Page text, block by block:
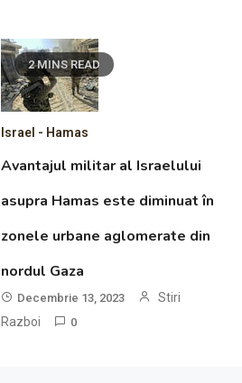
2 MINS READ
Israel - Hamas
Avantajul militar al Israelului
asupra Hamas este diminuat în
zonele urbane aglomerate din
nordul Gaza
Decembrie 13, 2023
Stiri
Razboi
0